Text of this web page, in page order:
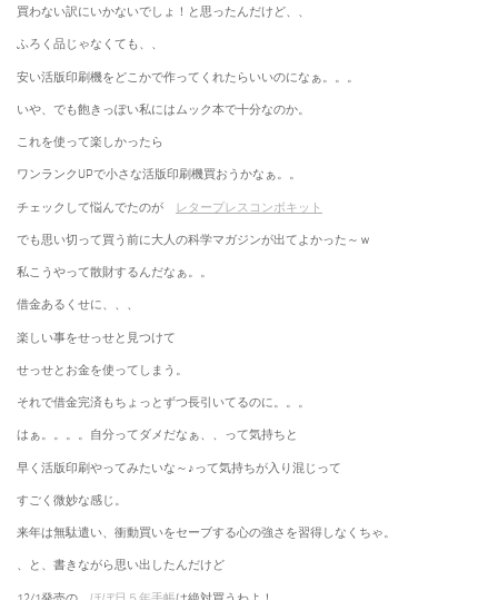
買わない訳にいかないでしょ！と思ったんだけど、、
ふろく品じゃなくても、、
安い活版印刷機をどこかで作ってくれたらいいのになぁ。。。
いや、でも飽きっぽい私にはムック本で十分なのか。
これを使って楽しかったら
ワンランクUPで小さな活版印刷機買おうかなぁ。。
チェックして悩んでたのが レタープレスコンボキット
でも思い切って買う前に大人の科学マガジンが出てよかった～ｗ
私こうやって散財するんだなぁ。。
借金あるくせに、、、
楽しい事をせっせと見つけて
せっせとお金を使ってしまう。
それで借金完済もちょっとずつ長引いてるのに。。。
はぁ。。。。自分ってダメだなぁ、、って気持ちと
早く活版印刷やってみたいな～♪って気持ちが入り混じって
すごく微妙な感じ。
来年は無駄遣い、衝動買いをセーブする心の強さを習得しなくちゃ。
、と、書きながら思い出したんだけど